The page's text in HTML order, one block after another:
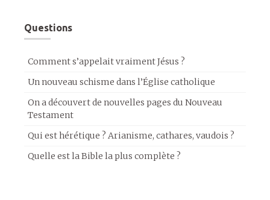
Questions
Comment s’appelait vraiment Jésus ?
Un nouveau schisme dans l’Église catholique
On a découvert de nouvelles pages du Nouveau
Testament
Qui est hérétique ? Arianisme, cathares, vaudois ?
Quelle est la Bible la plus complète ?